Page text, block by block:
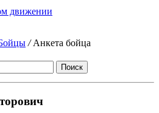
движении
/Анкета бойца